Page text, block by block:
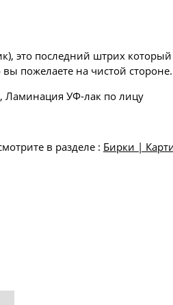
это последний штрих
вы пожелаете на чистой
Ламинация УФ-лак по лицу
в разделе : Бирки |